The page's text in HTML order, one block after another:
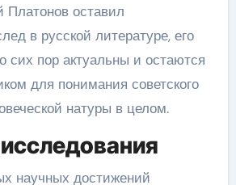
Платонов оставил
в русской литературе, его
сих пор актуальны и остаются
для понимания советского
натуры в целом.
научных достижений